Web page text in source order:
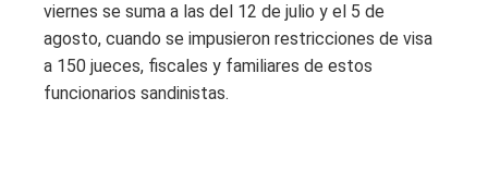
viernes se suma a las del 12 de julio y el 5 de
agosto, cuando se impusieron restricciones de visa
a 150 jueces, fiscales y familiares de estos
funcionarios sandinistas.